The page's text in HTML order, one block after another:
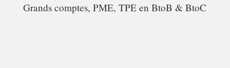
Grands comptes, PME, TPE en BtoB & BtoC